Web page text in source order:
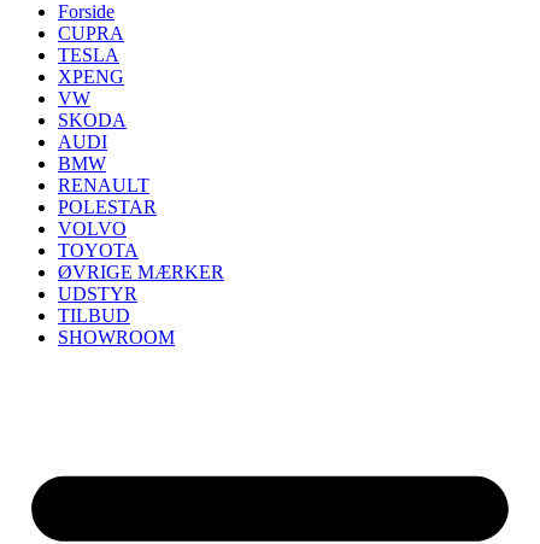
Forside
CUPRA
TESLA
XPENG
VW
SKODA
AUDI
BMW
RENAULT
POLESTAR
VOLVO
TOYOTA
ØVRIGE MÆRKER
UDSTYR
TILBUD
SHOWROOM